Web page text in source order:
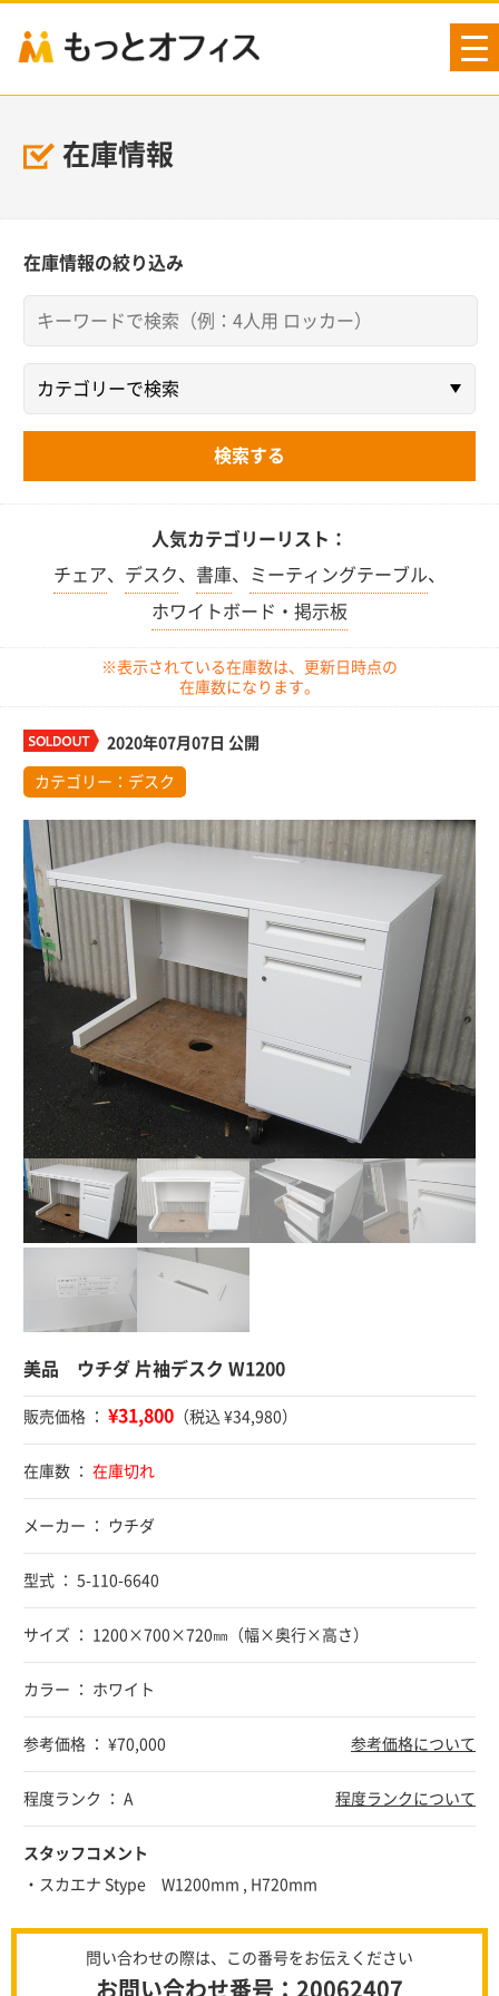
在庫情報
在庫情報の絞り込み
人気カテゴリーリスト：
チェア、 デスク、 書庫、 ミーティングテーブル、
ホワイトボード・掲示板
※表示されている在庫数は、更新日時点の
在庫数になります。
2020年07月07日 公開
カテゴリー： デスク
美品 ウチダ 片袖デスク W1200
販売価格 ： ¥31,800 （税込 ¥34,980）
在庫数 ： 在庫切れ
メーカー ： ウチダ
型式 ： 5-110-6640
サイズ ： 1200×700×720㎜（幅×奥行×高さ）
カラー ： ホワイト
参考価格 ： ¥70,000 参考価格について
程度ランク ： A 程度ランクについて
スタッフコメント
・スカエナ Stype W1200mm , H720mm
問い合わせの際は、この番号をお伝えください
お問い合わせ番号：20062407